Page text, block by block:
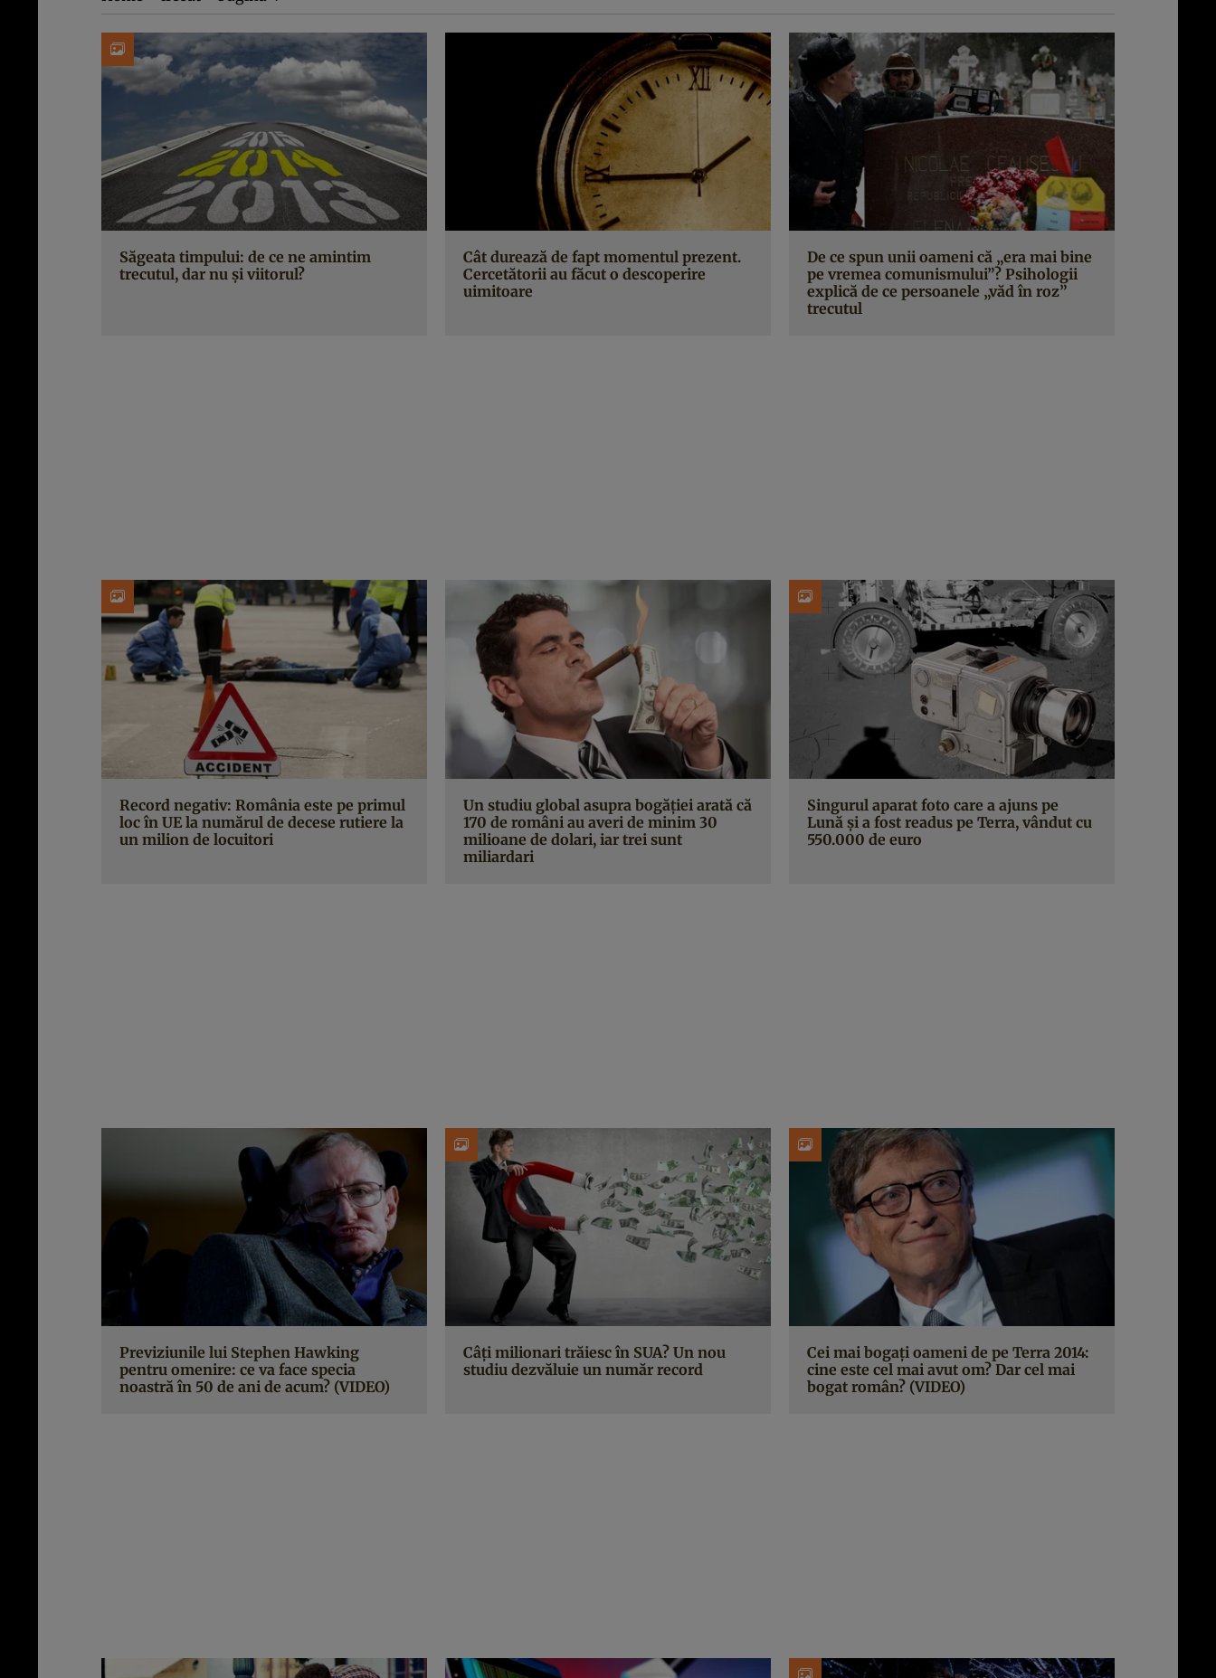
Săgeata timpului: de ce ne amintim
trecutul, dar nu şi viitorul?
Cât durează de fapt momentul prezent.
Cercetătorii au făcut o descoperire
uimitoare
De ce spun unii oameni că „era mai bine
pe vremea comunismului”? Psihologii
explică de ce persoanele „văd în roz”
trecutul
Record negativ: România este pe primul
loc în UE la numărul de decese rutiere la
un milion de locuitori
Un studiu global asupra bogăţiei arată că
170 de români au averi de minim 30
milioane de dolari, iar trei sunt
miliardari
Singurul aparat foto care a ajuns pe
Lună şi a fost readus pe Terra, vândut cu
550.000 de euro
Previziunile lui Stephen Hawking
pentru omenire: ce va face specia
noastră în 50 de ani de acum? (VIDEO)
Câţi milionari trăiesc în SUA? Un nou
studiu dezvăluie un număr record
Cei mai bogaţi oameni de pe Terra 2014:
cine este cel mai avut om? Dar cel mai
bogat român? (VIDEO)